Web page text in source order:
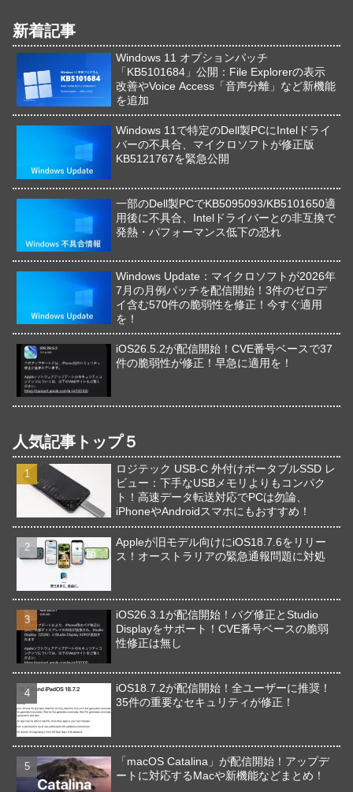
新着記事
Windows 11 オプションパッチ
「KB5101684」公開：File Explorerの表示
改善やVoice Access「音声分離」など新機能
を追加
Windows 11で特定のDell製PCにIntelドライ
バーの不具合、マイクロソフトが修正版
KB5121767を緊急公開
一部のDell製PCでKB5095093/KB5101650適
用後に不具合、Intelドライバーとの非互換で
発熱・パフォーマンス低下の恐れ
Windows Update：マイクロソフトが2026年
7月の月例パッチを配信開始！3件のゼロデ
イ含む570件の脆弱性を修正！今すぐ適用
を！
iOS26.5.2が配信開始！CVE番号ベースで37
件の脆弱性が修正！早急に適用を！
人気記事トップ５
ロジテック USB-C 外付けポータブルSSD レ
ビュー：下手なUSBメモリよりもコンパク
ト！高速データ転送対応でPCは勿論、
iPhoneやAndroidスマホにもおすすめ！
Appleが旧モデル向けにiOS18.7.6をリリー
ス！オーストラリアの緊急通報問題に対処
iOS26.3.1が配信開始！バグ修正とStudio
Displayをサポート！CVE番号ベースの脆弱
性修正は無し
iOS18.7.2が配信開始！全ユーザーに推奨！
35件の重要なセキュリティが修正！
「macOS Catalina」が配信開始！アップデ
ートに対応するMacや新機能などまとめ！